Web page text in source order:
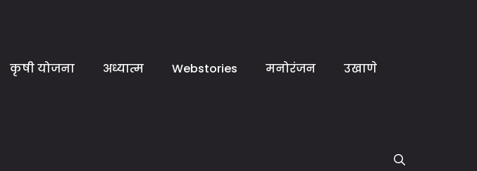
कृषी योजना अध्यात्म Webstories मनोरंजन उखाणे